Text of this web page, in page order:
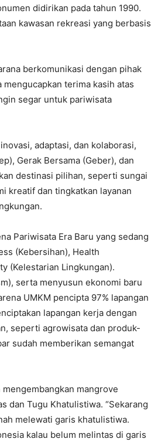
didirikan pada tahun 1990.
kawasan rekreasi yang berbasis
berkomunikasi dengan pihak
mengucapkan terima kasih atas
segar untuk pariwisata
adaptasi, dan kolaborasi,
Gerak Bersama (Geber), dan
destinasi pilihan, seperti sungai
kreatif dan tingkatkan layanan
Pariwisata Era Baru yang sedang
(Kebersihan), Health
(Kelestarian Lingkungan).
serta menyusun ekonomi baru
UMKM pencipta 97% lapangan
lapangan kerja dengan
seperti agrowisata dan produk-
sudah memberikan semangat
mengembangkan mangrove
dan Tugu Khatulistiwa. “Sekarang
melewati garis khatulistiwa.
kalau belum melintas di garis